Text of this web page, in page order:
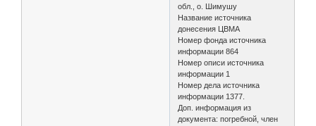
обл., о. Шимушу
Название источника
донесения ЦВМА
Номер фонда источника
информации 864
Номер описи источника
информации 1
Номер дела источника
информации 1377.
Доп. информация из
документа: погребной, член